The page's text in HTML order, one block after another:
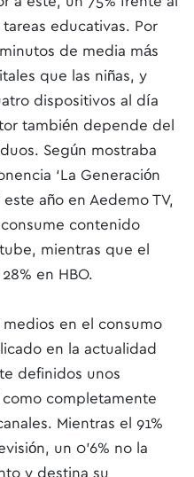
educativas. Por
de media más
que las niñas, y
dispositivos al día
también depende del
Según mostraba
‘La Generación
año en Aedemo TV,
contenido
mientras que el
en HBO.
en el consumo
en la actualidad
definidos unos
completamente
Mientras el 91%
un 0’6% no la
y destina su